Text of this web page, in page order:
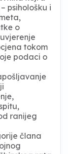
psihološku i
o
tokom
podaci o
ranijeg
člana